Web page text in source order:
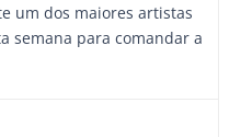
um dos maiores artistas
semana para comandar a